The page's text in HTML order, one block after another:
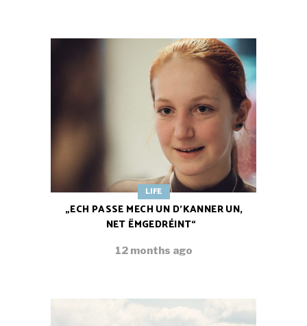
LIFE
„ECH PASSE MECH UN D’KANNER UN,
NET ËMGEDRÉINT“
12 months ago